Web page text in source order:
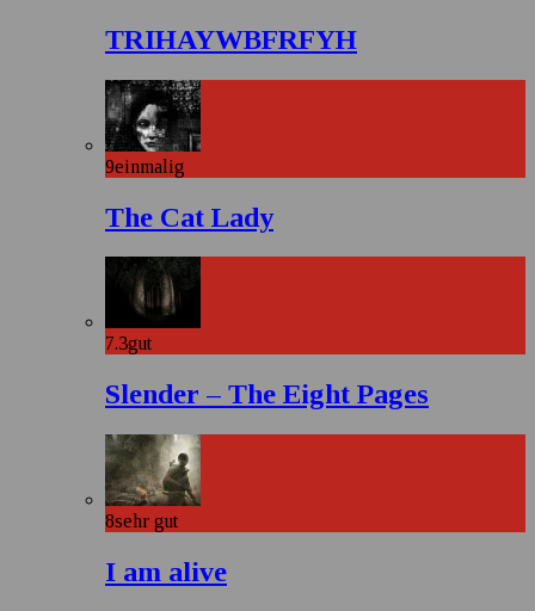
TRIHAYWBFRFYH
9einmalig
The Cat Lady
7.3gut
Slender – The Eight Pages
8sehr gut
I am alive